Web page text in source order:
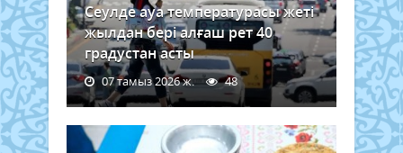
Сеулде ауа температурасы жеті
жылдан бері алғаш рет 40
градустан асты
07 тамыз 2026 ж. 48